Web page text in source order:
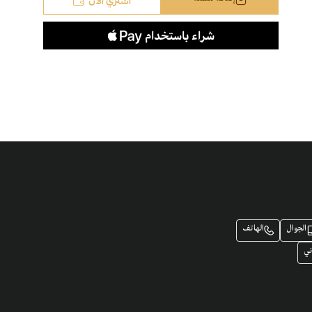
الجوال
الهاتف